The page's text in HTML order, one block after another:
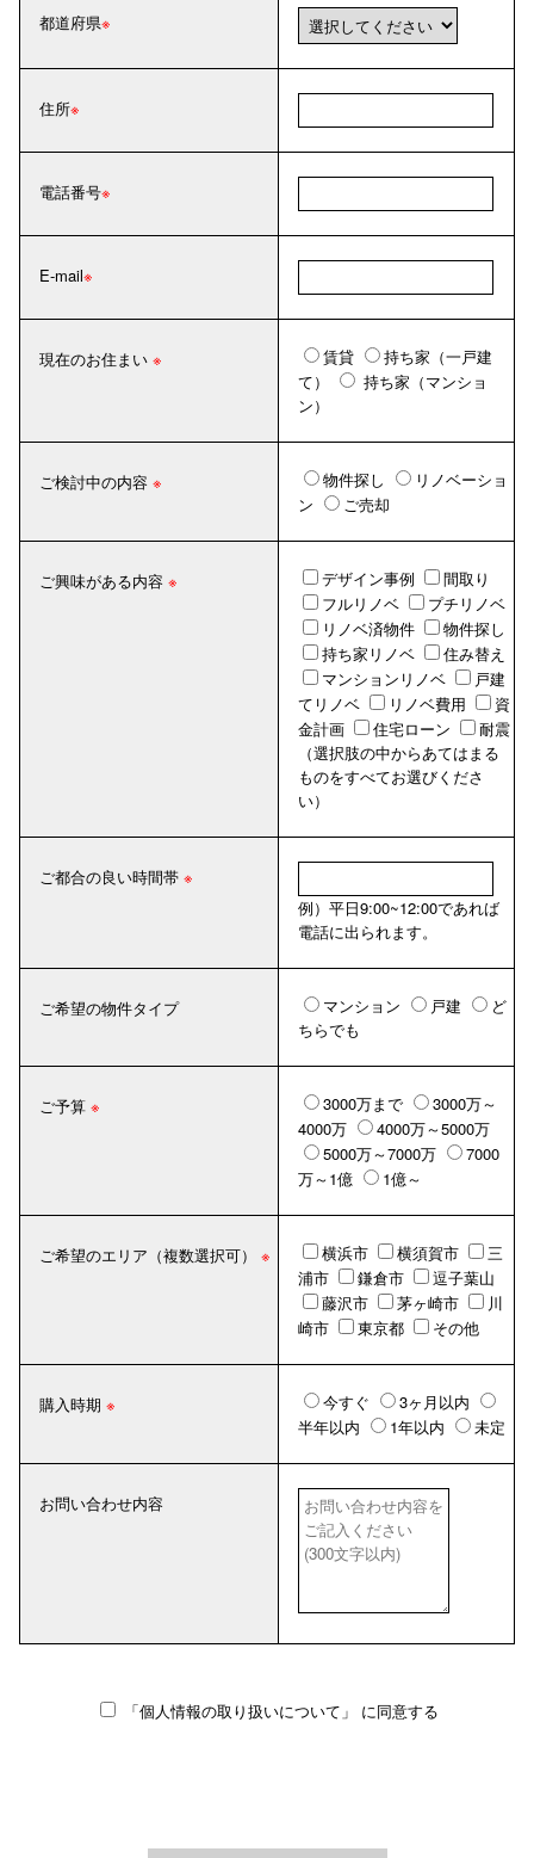
都道府県
住所
電話番号
E-mail
現在のお住まい 賃貸
持ち家（一戸建
て）
持ち家（マンショ
ン）
ご検討中の内容 物件探し
リノベーショ
ン
ご売却
ご興味がある内容 デザイン事例
間取り
フルリノベ
プチリノベ
リノベ済物件
物件探し
持ち家リノベ
住み替え
マンションリノベ
戸建
てリノベ
リノベ費用
資
金計画
住宅ローン
耐震
（選択肢の中からあてはまる
ものをすべてお選びくださ
い）
ご都合の良い時間帯
例）平日9:00~12:00であれば
電話に出られます。
ご希望の物件タイプ マンション 戸建
ど
ちらでも
ご予算 3000万まで
3000万～
4000万
4000万～5000万
5000万～7000万
7000
万～1億
1億～
ご希望のエリア（複数選択可） 横浜市 横須賀市
三
浦市
鎌倉市
逗子葉山
藤沢市
茅ヶ崎市
川
崎市
東京都 その他
購入時期 今すぐ
3ヶ月以内
半年以内
1年以内 未定
お問い合わせ内容
「個人情報の取り扱いについて」 に同意する